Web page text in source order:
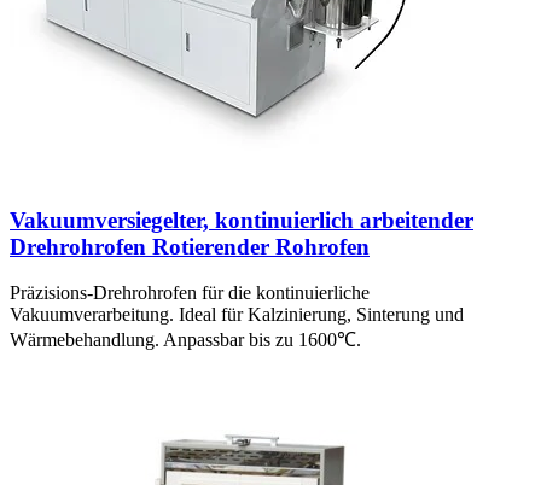
Vakuumversiegelter, kontinuierlich arbeitender
Drehrohrofen Rotierender Rohrofen
Präzisions-Drehrohrofen für die kontinuierliche
Vakuumverarbeitung. Ideal für Kalzinierung, Sinterung und
Wärmebehandlung. Anpassbar bis zu 1600℃.